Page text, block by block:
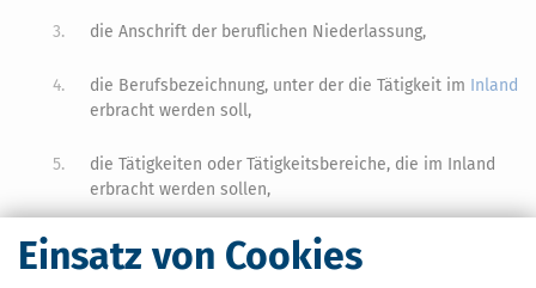
Einsatz von Cookies
3. die Anschrift der beruflichen Niederlassung,
4. die Berufsbezeichnung, unter der die Tätigkeit im Inland
erbracht werden soll,
5.
die Tätigkeiten oder Tätigkeitsbereiche, die im Inland
erbracht werden sollen,
6. einen Nachweis über die Berufsqualifikation,